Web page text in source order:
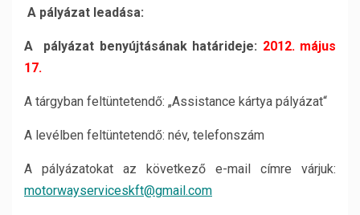
A pályázat leadása:
A pályázat benyújtásának határideje: 2012. május
17.
A tárgyban feltüntetendő: „Assistance kártya pályázat“
A levélben feltüntetendő: név, telefonszám
A pályázatokat az következő e-mail címre várjuk:
motorwayserviceskft@gmail.com